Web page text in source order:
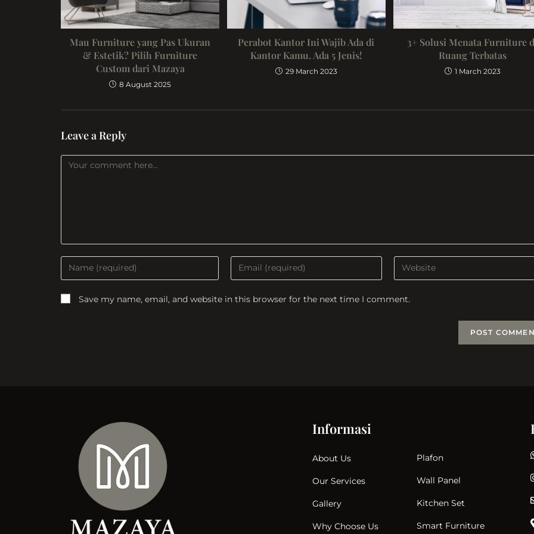
Mau Furniture yang Pas Ukuran
& Estetik? Pilih Furniture
Custom dari Mazaya
8 August 2025
Perabot Kantor Ini Wajib Ada di
Kantor Kamu. Ada 5 Jenis!
29 March 2023
3+ Solusi Menata Furniture
Ruang Terbatas
1 March 2023
Leave a Reply
Comment
Enter
your
name
Enter
your
Enter
your
Save my name, email, and website in this browser for the next time I comment.
Informasi
About Us
Our Services
Gallery
Why Choose Us
Plafon
Wall Panel
Kitchen Set
Smart Furniture